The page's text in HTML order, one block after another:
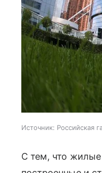
Источник: Российская
С тем, что